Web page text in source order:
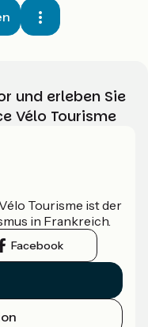
und erleben Sie
Vélo Tourisme
Tourisme ist der
in Frankreich.
Facebook